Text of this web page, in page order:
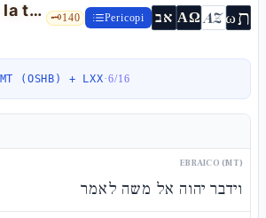
Levitico 14 — la torà del metzoràʿ: purità rituale, non colpa morale 🗝️140 Pericopi אב ΑΩ AZωת
MT (OSHB) + LXX·6/16
EBRAICO (MT)
וידבר יהוה אל משה לאמר